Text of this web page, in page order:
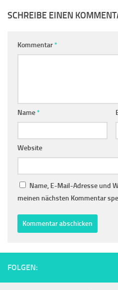
SCHREIBE EINEN
Kommentar*
Name*
Website
Name, E-Mail-Adresse und
meinen nächsten Kommentar
FOLGEN: